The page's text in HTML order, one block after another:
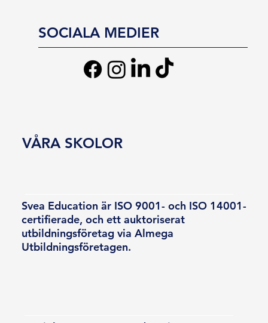
SOCIALA MEDIER
Svea Education är ISO 9001- och ISO 14001-
certifierade, och ett auktoriserat
utbildningsföretag via Almega
Utbildningsföretagen.
VÅRA SKOLOR